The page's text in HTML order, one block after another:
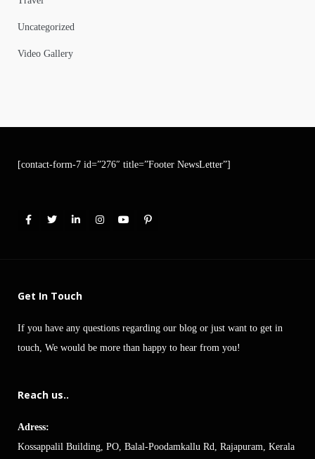
Uncategorized
Video Gallery
[contact-form-7 id=”276″ title=”Footer NewsLetter”]
Get In Touch
If you have any questions regarding our blog or just want to get in
touch, We would be more than happy to hear from you!
Reach us..
Adress:
Kossappalil Building, PO, Balal-Poodamkallu Rd, Rajapuram, Kerala